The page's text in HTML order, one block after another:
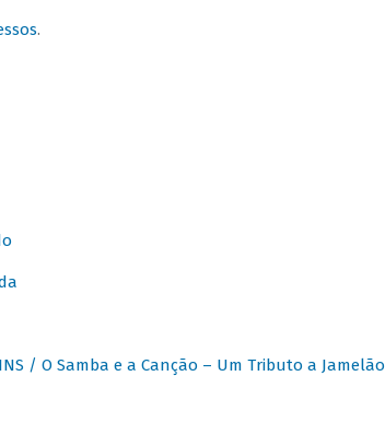
.
/ O Samba e a Canção – Um Tributo a Jamelão